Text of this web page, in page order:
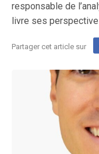
responsable de
livre ses
Partager cet article sur